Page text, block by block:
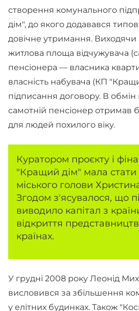
створення комунального
дім", до якого додавався
довічне утримання. Виходячи
житлова площа відчужувача
пенсіонера — власника
власність набувача (КП
підписання договору. В обмін
самотній пенсіонер отримав
для людей похилого віку.
Куратором проєкту і
"Кращий дім" мала стати
міського голови
Згодом з'ясувалося, що
виводило капітал з
відкриття
країнах.
У грудні 2008 року Леонід
висловився за збільшення
у елітних будинках. Також